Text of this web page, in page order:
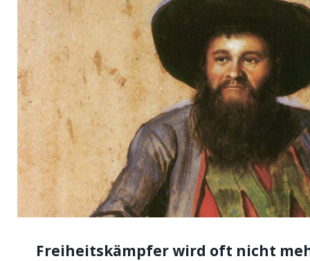
Freiheitskämpfer wird oft nicht